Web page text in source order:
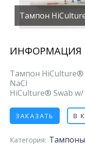
Тампон
ИНФОРМАЦИЯ
Тампон HiCulture®
NaCl
HiCulture® Swab
ЗАКАЗАТЬ В
Категория: